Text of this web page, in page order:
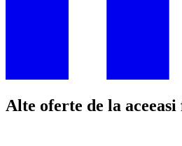
Alte oferte de la